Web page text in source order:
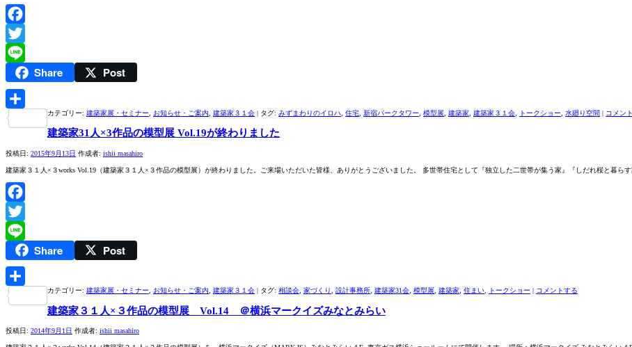
Facebook
Twitter
Line Share Post
共
有
カテゴリー: 建築家展・セミナー お知らせ・ご案内 建築家３１会 | タグ: みずまわりのイロハ 住宅 新宿パークタワー 模型展 建築家 建築家３１会 トークショー 水廻り空間 | コメン
建築家31人×3作品の模型展 Vol.19が終わりました
投稿日: 2015年9月13日 作成者: ishii masahiro
建築家３１人×３works Vol.19（建築家３１人×３作品の模型展）が終わりました。ご来場いただいた皆様、ありがとうございました。 多世帯住宅として『独立した二世帯が集う家』『しだれ桜と暮ら
Facebook
Twitter
Line Share Post
共
有
カテゴリー: 建築家展・セミナー, お知らせ・ご案内, 建築家３１会 | タグ: 相談会, 家づくり, 設計事務所, 建築家31会, 模型展, 建築家, 住まい, トークショー | コメントする
建築家３１人×３作品の模型展 Vol.14 ＠横浜マークイズみなとみらい
投稿日: 2014年9月1日 作成者: ishii masahiro